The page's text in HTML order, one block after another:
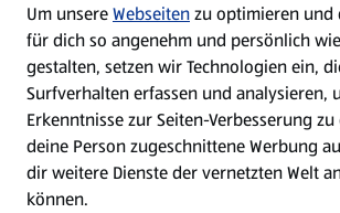
WhatsApp
Über ALDI SÜD
Filialen
Um unsereWebseitenzu optimieren und
für dich so angenehm und persönlich
gestalten, setzen wir Technologien ein,
Surfverhalten erfassen und analysieren,
Erkenntnisse zur Seiten-Verbesserung
deine Person zugeschnittene Werbung
dir weitere Dienste der vernetzten Welt
können.